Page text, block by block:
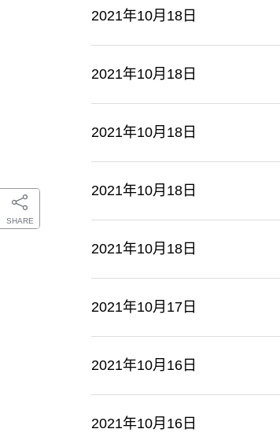
SHARE
2021年10月18日
2021年10月18日
2021年10月18日
2021年10月18日
2021年10月18日
2021年10月17日
2021年10月16日
2021年10月16日